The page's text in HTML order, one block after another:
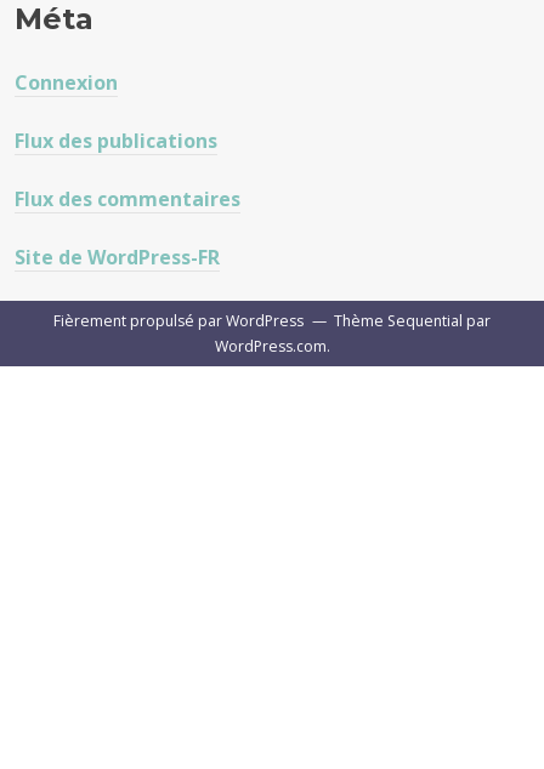
Méta
Connexion
Flux des publications
Flux des commentaires
Site de WordPress-FR
Fièrement propulsé par WordPress — Thème Sequential par
WordPress.com.